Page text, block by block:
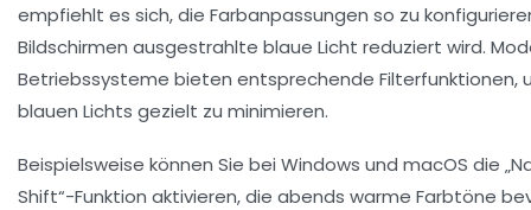
empfiehlt es sich, die Farbanpassungen so zu
Bildschirmen ausgestrahlte blaue Licht reduziert wird.
Betriebssysteme bieten entsprechende Filterfunktionen,
blauen Lichts gezielt zu minimieren.
Beispielsweise können Sie bei Windows und macOS die
Shift“-Funktion aktivieren, die abends warme Farbtöne